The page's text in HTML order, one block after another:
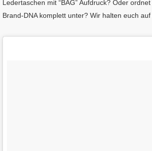
Ledertaschen mit “BAG” Aufdruck? Oder
Brand-DNA komplett unter? Wir halten euch auf